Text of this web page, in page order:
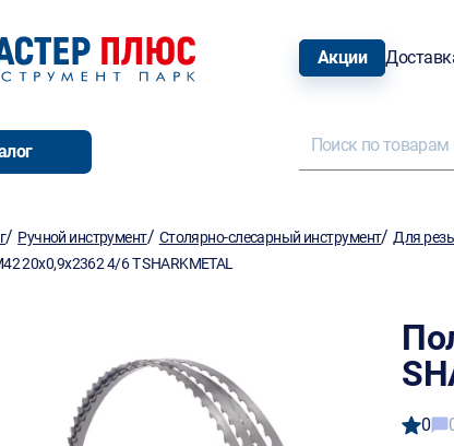
Акции
/ Ручной инструмент/ Столярно-слесарный инструмент/Для
20х0,9х2362 4/6 T SHARKMETAL
0